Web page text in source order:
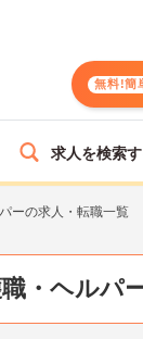
無料!簡
求人を検索
ーの求人・転職一覧
・ヘルパ